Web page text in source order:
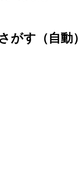
がす（自動）